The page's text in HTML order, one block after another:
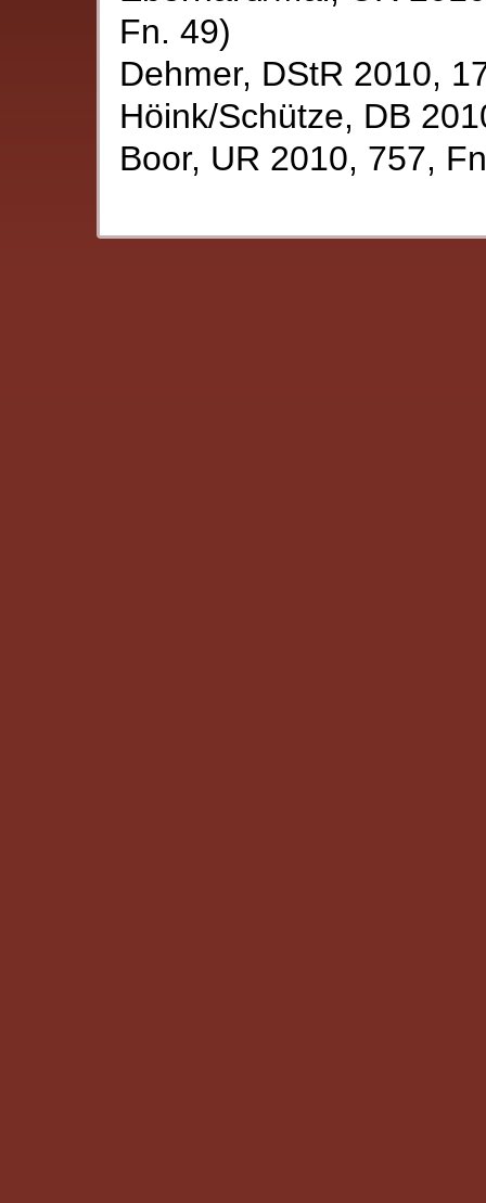
Fn. 49)
Dehmer, DStR 2010,
Höink/Schütze, DB
Boor, UR 2010, 757,